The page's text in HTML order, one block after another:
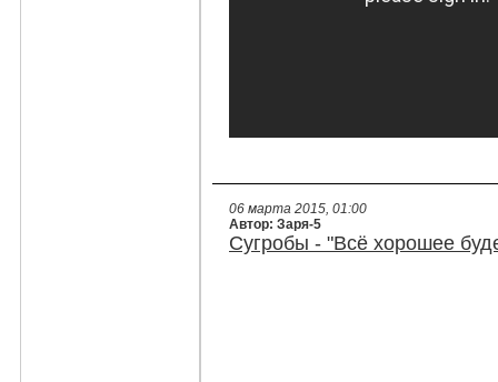
06 марта 2015, 01:00
Автор: Заря-5
Сугробы - "Всё хорошее